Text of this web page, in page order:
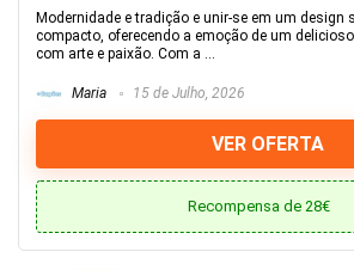
Modernidade e tradição e unir-se em um design
compacto, oferecendo a emoção de um
com arte e paixão. Com a ...
Maria 15 de Julho, 2026
VER OFERTA
Recompensa de 28€